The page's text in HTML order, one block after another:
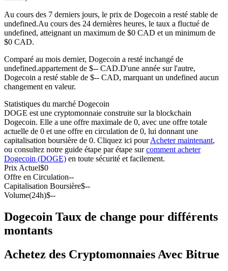
Futures USDC
Futures utilisant l'USDC comme garantie
Copie de Trading
Rejoignez les meilleurs traders
Au cours des 7 derniers jours, le prix de Dogecoin a resté stable de
undefined.Au cours des 24 dernières heures, le taux a fluctué de
undefined, atteignant un maximum de $0 CAD et un minimum de
$0 CAD.
Comparé au mois dernier, Dogecoin a resté inchangé de
undefined.appartement de $-- CAD.D'une année sur l'autre,
Dogecoin a resté stable de $-- CAD, marquant un undefined aucun
changement en valeur.
Statistiques du marché Dogecoin
DOGE est une cryptomonnaie construite sur la blockchain
Dogecoin. Elle a une offre maximale de 0, avec une offre totale
actuelle de 0 et une offre en circulation de 0, lui donnant une
capitalisation boursière de 0. Cliquez ici pourAcheter maintenant,
ou consultez notre guide étape par étape surcomment acheter
Dogecoin (DOGE) en toute sécurité et facilement.
Prix Actuel$0
Offre en Circulation--
Capitalisation Boursière$--
Volume(24h)$--
Dogecoin Taux de change pour différents
montants
Achetez des Cryptomonnaies Avec Bitrue